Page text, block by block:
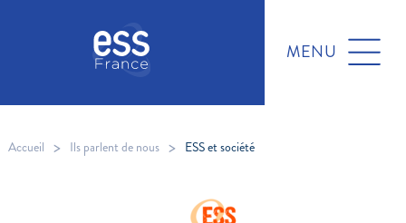
MENU
Accueil > Ils parlent de nous > ESS et société